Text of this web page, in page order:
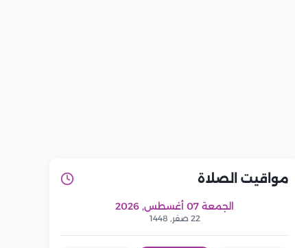
مواقيت الصلاة
الجمعة 07 أغسطس, 2026
22 صفر, 1448